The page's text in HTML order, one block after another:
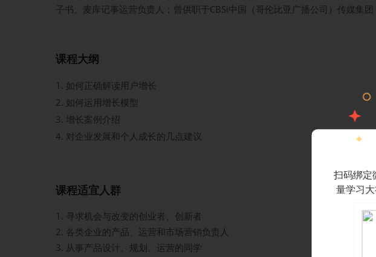
子书、麦库记事运营负责人；曾供职于CBSi中国（哥伦比亚广播公司）传媒集团
课程大纲
如何正确解读用户增长
如何运用增长模型
增长案例介绍
对企业发展和个人成长的几点建议
课程适宜人群
1. 寻求机会与改变的创业者、创新者
2. 各类企业的产品、运营和市场营销负责人
3. 从事产品设计、规划、运营的同学
扫码绑定
量学习